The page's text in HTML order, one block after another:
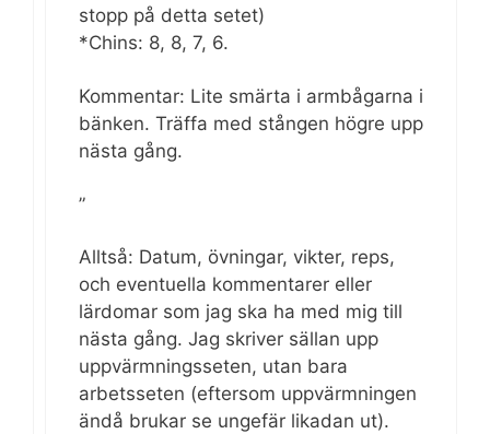
stopp på detta setet)
*Chins: 8, 8, 7, 6.
Kommentar: Lite smärta i armbågarna i
bänken. Träffa med stången högre upp
nästa gång.
”
Alltså: Datum, övningar, vikter, reps,
och eventuella kommentarer eller
lärdomar som jag ska ha med mig till
nästa gång. Jag skriver sällan upp
uppvärmningsseten, utan bara
arbetsseten (eftersom uppvärmningen
ändå brukar se ungefär likadan ut).